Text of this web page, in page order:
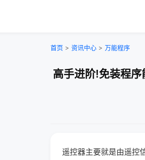
首页 > 资讯中心 > 万能程序
高手进阶!免装程
遥控器主要就是由遥控